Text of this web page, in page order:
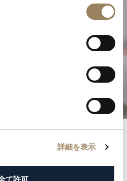
詳細を表示
て許可
造の卓越性
ともに歴史の記録へと足を踏